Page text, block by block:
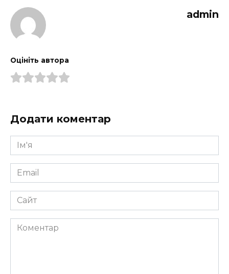
admin
Оцініть автора
Додати коментар
Ім'я
*
Email
*
Сайт
Коментар